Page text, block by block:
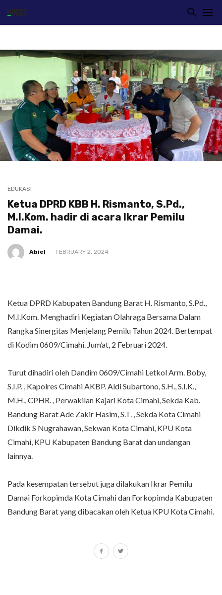
EDUKASI
Ketua DPRD KBB H. Rismanto, S.Pd.,
M.I.Kom. hadir di acara Ikrar Pemilu
Damai.
Abiel FEBRUARY 2, 2024
Ketua DPRD Kabupaten Bandung Barat H. Rismanto, S.Pd.,
M.I.Kom. Menghadiri Kegiatan Olahraga Bersama Dalam
Rangka Sinergitas Menjelang Pemilu Tahun 2024. Bertempat
di Kodim 0609/Cimahi. Jum’at, 2 Februari 2024.
Turut dihadiri oleh Dandim 0609/Cimahi Letkol Arm. Boby,
S.I.P. , Kapolres Cimahi AKBP. Aldi Subartono, S.H., S.I.K.,
M.H., CPHR. , Perwakilan Kajari Kota Cimahi, Sekda Kab.
Bandung Barat Ade Zakir Hasim, S.T. , Sekda Kota Cimahi
Dikdik S Nugrahawan, Sekwan Kota Cimahi, KPU Kota
Cimahi, KPU Kabupaten Bandung Barat dan undangan
lainnya.
Pada kesempatan tersebut juga dilakukan Ikrar Pemilu
Damai Forkopimda Kota Cimahi dan Forkopimda Kabupaten
Bandung Barat yang dibacakan oleh Ketua KPU Kota Cimahi.